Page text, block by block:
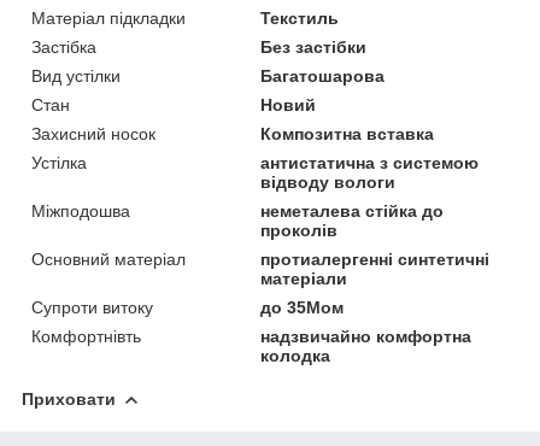
Матеріал підкладки
Текстиль
Застібка
Без застібки
Вид устілки
Багатошарова
Стан
Новий
Захисний носок
Композитна вставка
Устілка
антистатична з системою
відводу вологи
Міжподошва
неметалева стійка до
проколів
Основний матеріал
протиалергенні синтетичні
матеріали
Супроти витоку
до 35Мом
Комфортнівть
надзвичайно комфортна
колодка
Приховати